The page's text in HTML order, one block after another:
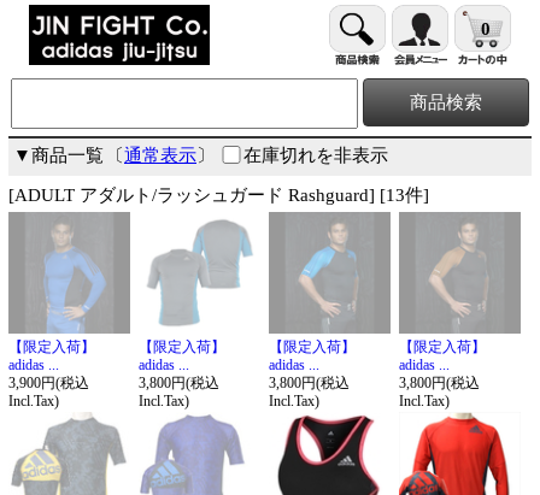
0
▼商品一覧 〔通常表示〕 在庫切れを非表示
[ADULT アダルト/ラッシュガード Rashguard] [13件]
【限定入荷】
adidas ...
3,900円(税込
Incl.Tax)
【限定入荷】
adidas ...
3,800円(税込
Incl.Tax)
【限定入荷】
adidas ...
3,800円(税込
Incl.Tax)
【限定入荷】
adidas ...
3,800円(税込
Incl.Tax)